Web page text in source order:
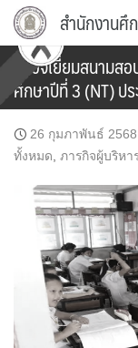
Skip
content
สำนักงานศึ
ตรวจเยี่ยมสนาม
ศึกษาปีที่ 3 (NT) ป
26 กุมภาพันธ์ 2568
ทั้งหมด ภารกิจผู้บริหา